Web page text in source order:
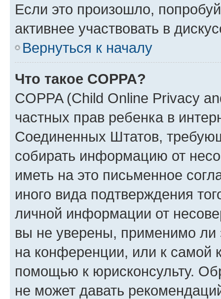
Если это произошло,
активнее участвовать в
Вернуться к началу
Что такое COPPA?
COPPA (Child Online Privacy
частных прав ребенка в
Соединенных Штатов,
собирать информацию от
иметь на это письменное
иного вида подтверждения
личной информации от
вы не уверены, применимо ли
на конференции, или к самой
помощью к юрисконсульту.
не может давать